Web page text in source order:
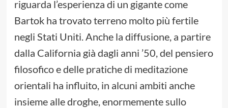
riguarda l’esperienza di un gigante come
Bartok ha trovato terreno molto più fertile
negli Stati Uniti. Anche la diffusione, a partire
dalla California già dagli anni ’50, del pensiero
filosofico e delle pratiche di meditazione
orientali ha influito, in alcuni ambiti anche
insieme alle droghe, enormemente sullo